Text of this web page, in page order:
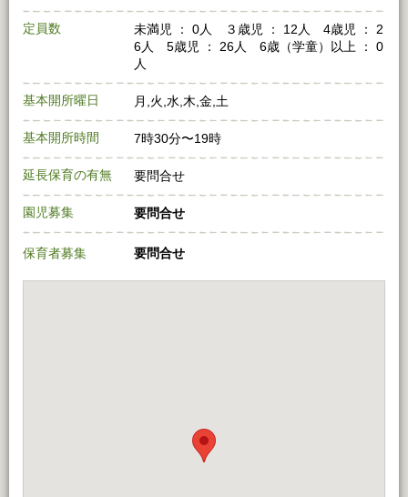
定員数
未満児 ： 0人 ３歳児 ： 12人 4歳児 ： 2
6人 5歳児 ： 26人 6歳（学童）以上 ： 0
人
基本開所曜日 月,火,水,木,金,土
基本開所時間 7時30分〜19時
延長保育の有無 要問合せ
園児募集 要問合せ
保育者募集 要問合せ